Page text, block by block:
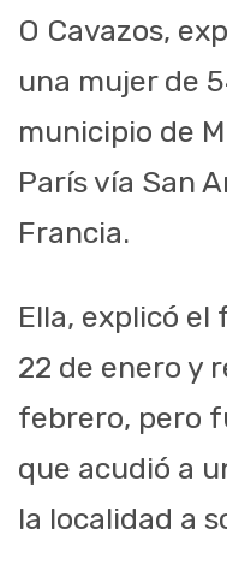
O Cavazos,
una mujer de
municipio de
París vía San
Francia.
Ella, explicó
22 de enero y
febrero, pero
que acudió a
la localidad a